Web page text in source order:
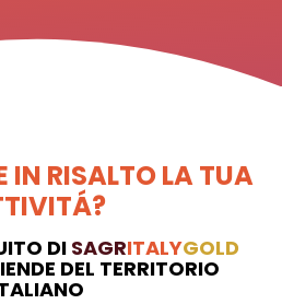
IN RISALTO LA TUA
DI SAGRITALYGOLD
DEL TERRITORIO